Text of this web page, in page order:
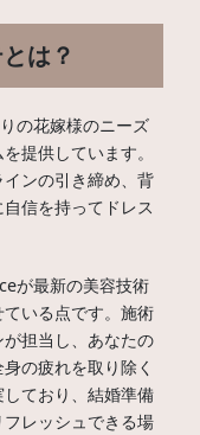
は？
の花嫁様のニーズ
提供しています。
ンの引き締め、背
信を持ってドレス
が最新の美容技術
いる点です。施術
担当し、あなたの
の疲れを取り除く
ており、結婚準備
レッシュできる場